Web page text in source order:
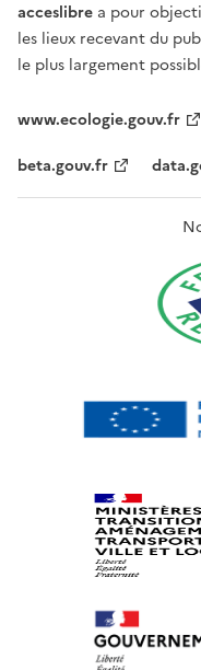
acceslibre a pour
les lieux recevant du
le plus largement
www.ecologie.gouv.fr
beta.gouv.fr